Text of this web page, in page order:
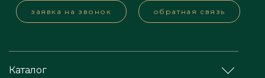
заявка на звонок обратная связь
Каталог